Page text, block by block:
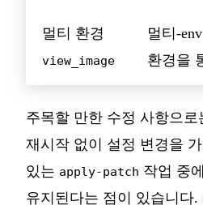
멀티 환경
view_image
멀티-
환경을
주목할 만한 수정 사항으로
재시작 없이 설정 변경을
있는 apply-patch 작업 중
유지된다는 점이 있습니다.